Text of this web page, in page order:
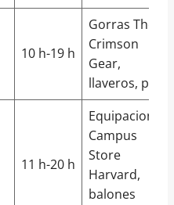
10 h-19 h
Gorras The
Crimson
Gear,
llaveros, pins
11 h-20 h
Equipaciones
Campus
Store
Harvard,
balones